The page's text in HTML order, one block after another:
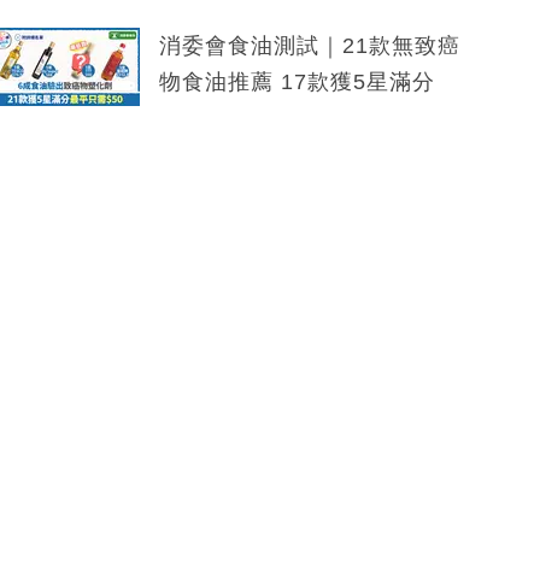
消委會食油測試｜21款無致癌
物食油推薦 17款獲5星滿分